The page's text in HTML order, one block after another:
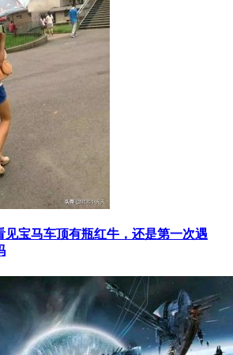
见宝马车顶有瓶红牛，还是第一次遇